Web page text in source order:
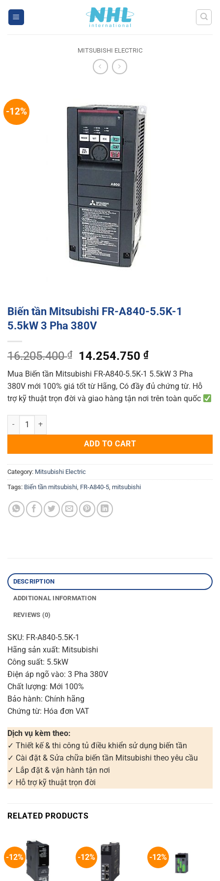
MITSUBISHI ELECTRIC
-12%
Biến tần Mitsubishi FR-A840-5.5K-1
5.5kW 3 Pha 380V
16.205.400₫
Original
price
was:
16.205.400 ₫.
14.254.750₫Current
price
is:
14.254.750
Mua Biến tần Mitsubishi FR-A840-5.5K-1 5.5kW 3 Pha
380V mới 100% giá tốt từ Hãng, Có đầy đủ chứng từ. Hỗ
trợ kỹ thuật trọn đời và giao hàng tận nơi trên toàn quốc
Biến tần Mitsubishi FR-A840-5.5K-1 5.5kW 3 Pha 380V quantity
ADD TO CART
Category: Mitsubishi Electric
Tags: Biến tần mitsubishi FR-A840-5 mitsubishi
DESCRIPTION
ADDITIONAL INFORMATION
REVIEWS (0)
SKU: FR-A840-5.5K-1
Hãng sản xuất: Mitsubishi
Công suất: 5.5kW
Điện áp ngõ vào: 3 Pha 380V
Chất lượng: Mới 100%
Bảo hành: Chính hãng
Chứng từ: Hóa đơn VAT
Dịch vụ kèm theo:
✓ Thiết kế & thi công tủ điều khiển sử dụng biến tần
✓ Cài đặt & Sửa chữa biến tần Mitsubishi theo yêu cầu
✓ Lắp đặt & vận hành tận nơi
✓ Hỗ trợ kỹ thuật trọn đời
RELATED PRODUCTS
-12% -12% -12%